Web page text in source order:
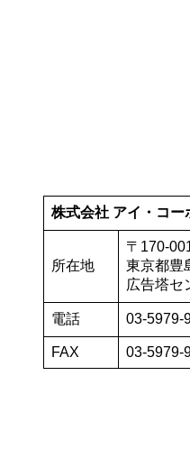
株式会社 アイ・コー
所在地
〒170-
東京都豊
広告塔セ
電話 03-5979-
FAX 03-5979-